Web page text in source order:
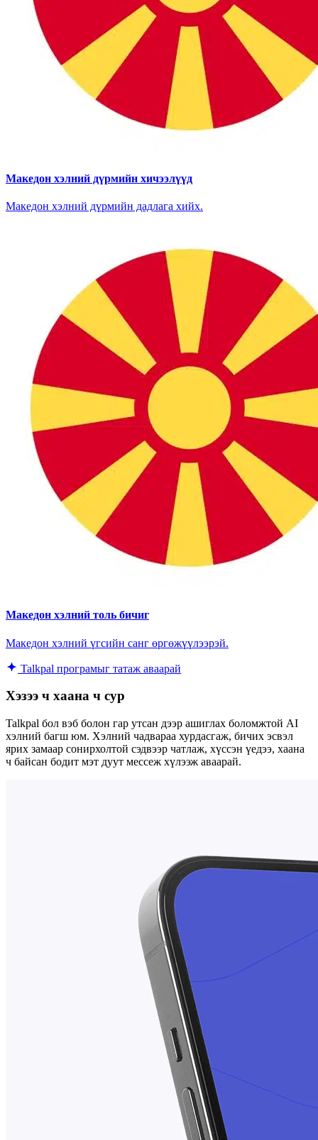
Македон хэлний дүрмийн хичээлүүд
Македон хэлний дүрмийн дадлага хийх.
Македон хэлний толь бичиг
Македон хэлний үгсийн санг өргөжүүлээрэй.
Talkpal програмыг татаж аваарай
Хэзээ ч хаана ч сур
Talkpal бол вэб болон гар утсан дээр ашиглах боломжтой AI
хэлний багш юм. Хэлний чадвараа хурдасгаж, бичих эсвэл
ярих замаар сонирхолтой сэдвээр чатлаж, хүссэн үедээ, хаана
ч байсан бодит мэт дуут мессеж хүлээж аваарай.